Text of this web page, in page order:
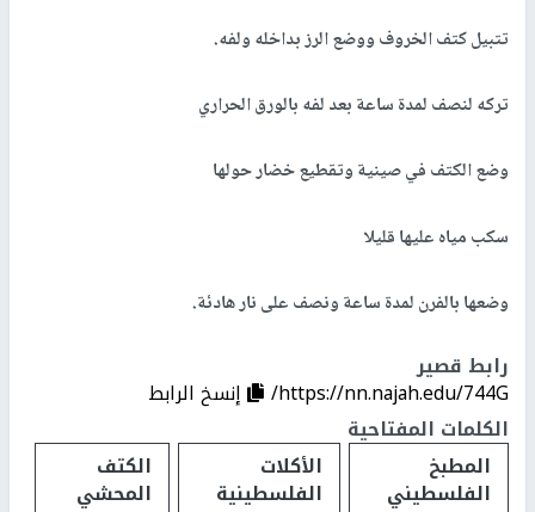
تتبيل كتف الخروف ووضع الرز بداخله ولفه.
تركه لنصف لمدة ساعة بعد لفه بالورق الحراري
وضع الكتف في صينية وتقطيع خضار حولها
سكب مياه عليها قليلا
وضعها بالفرن لمدة ساعة ونصف على نار هادئة.
رابط قصير
https://nn.najah.edu/744G/
إنسخ الرابط
الكلمات المفتاحية
المطبخ
الفلسطيني
الأكلات
الفلسطينية
الكتف
المحشي